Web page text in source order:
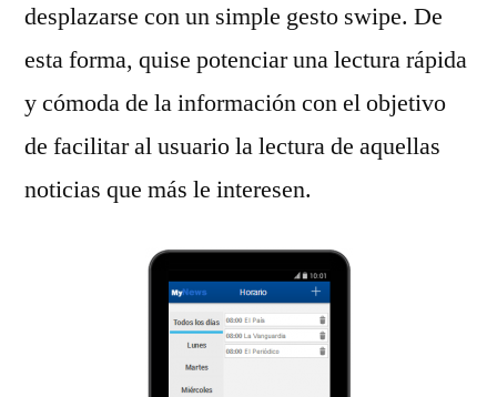
desplazarse con un simple gesto swipe. De
esta forma, quise potenciar una lectura rápida
y cómoda de la información con el objetivo
de facilitar al usuario la lectura de aquellas
noticias que más le interesen.